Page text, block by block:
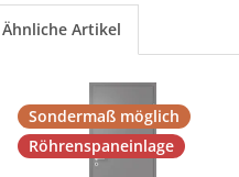
Ähnliche Artikel
Sondermaß möglich
Röhrenspaneinlage